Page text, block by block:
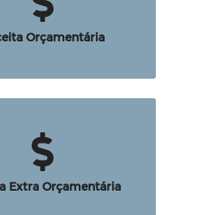
Orçamentária
Extra Orçamentária